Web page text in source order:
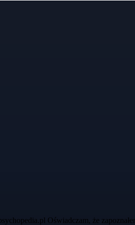
Oświadczam, że